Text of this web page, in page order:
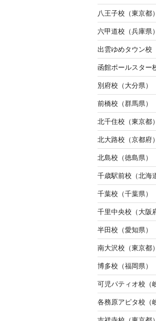
八王子校（東京都）
六甲道校（兵庫県）
出雲ゆめタウン校
函館ポールスター
別府校（大分県）
前橋校（群馬県）
北千住校（東京都）
北大路校（京都府）
北島校（徳島県）
千歳駅前校（北海
千葉校（千葉県）
千里中央校（大阪
半田校（愛知県）
南大沢校（東京都）
博多校（福岡県）
可児パティオ校（
各務原アピタ校（